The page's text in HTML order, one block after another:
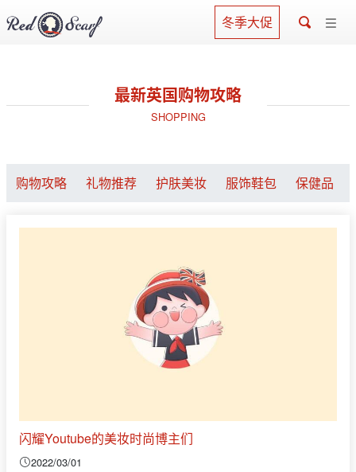
冬季大促
最新英国购物攻略
SHOPPING
购物攻略 礼物推荐 护肤美妆 服饰鞋包 保健品
闪耀Youtube的美妆时尚博主们
2022/03/01